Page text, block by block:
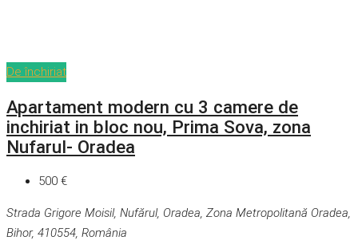
De închiriat
Apartament modern cu 3 camere de
inchiriat in bloc nou, Prima Sova, zona
Nufarul- Oradea
500 €
Strada Grigore Moisil, Nufărul, Oradea, Zona Metropolitană Oradea,
Bihor, 410554, România